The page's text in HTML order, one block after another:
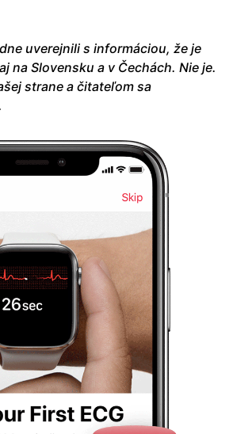
uverejnili s informáciou, že je
na Slovensku a v Čechách. Nie je.
strane a čitateľom sa